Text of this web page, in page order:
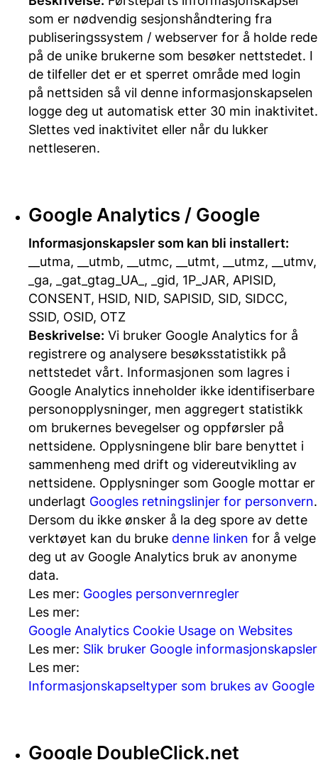
som er nødvendig sesjonshåndtering fra
publiseringssystem / webserver for å holde rede
på de unike brukerne som besøker nettstedet. I
de tilfeller det er et sperret område med login
på nettsiden så vil denne informasjonskapselen
logge deg ut automatisk etter 30 min inaktivitet.
Slettes ved inaktivitet eller når du lukker
nettleseren.
Google Analytics / Google
Informasjonskapsler som kan bli installert:
__utma, __utmb, __utmc, __utmt, __utmz, __utmv,
_ga, _gat_gtag_UA_, _gid, 1P_JAR, APISID,
CONSENT, HSID, NID, SAPISID, SID, SIDCC,
SSID, OSID, OTZ
Beskrivelse: Vi bruker Google Analytics for å
registrere og analysere besøksstatistikk på
nettstedet vårt. Informasjonen som lagres i
Google Analytics inneholder ikke identifiserbare
personopplysninger, men aggregert statistikk
om brukernes bevegelser og oppførsler på
nettsidene. Opplysningene blir bare benyttet i
sammenheng med drift og videreutvikling av
nettsidene. Opplysninger som Google mottar er
underlagt Googles retningslinjer for personvern.
Dersom du ikke ønsker å la deg spore av dette
verktøyet kan du bruke denne linken for å velge
deg ut av Google Analytics bruk av anonyme
data.
Les mer: Googles personvernregler
Les mer:
Google Analytics Cookie Usage on Websites
Les mer: Slik bruker Google informasjonskapsler
Les mer:
Informasjonskapseltyper som brukes av Google
Google DoubleClick.net